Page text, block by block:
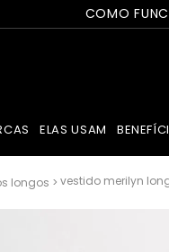
COMO
ELAS USAM
longos vestido merilyn